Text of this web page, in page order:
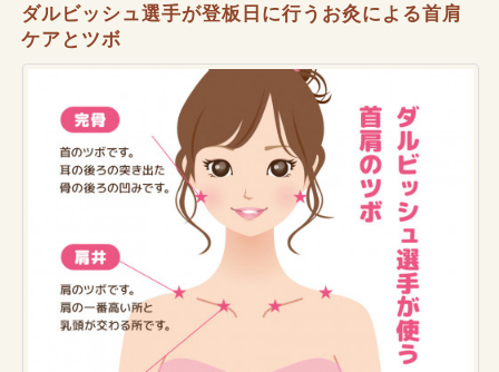
ダルビッシュ選手が登板日に行うお灸による首肩
ケアとツボ